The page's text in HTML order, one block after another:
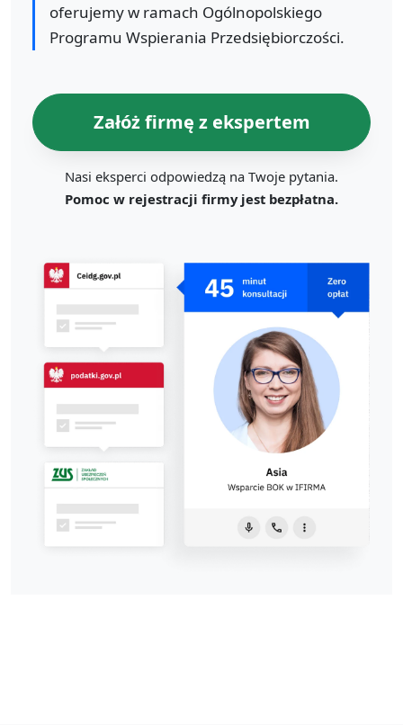
oferujemy w ramach Ogólnopolskiego
Programu Wspierania Przedsiębiorczości.
Załóż firmę z ekspertem
Nasi eksperci odpowiedzą na Twoje pytania.
Pomoc w rejestracji firmy jest bezpłatna.